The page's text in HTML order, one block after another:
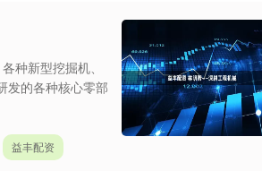
种新型挖掘机、
发的各种核心零部
益丰配资